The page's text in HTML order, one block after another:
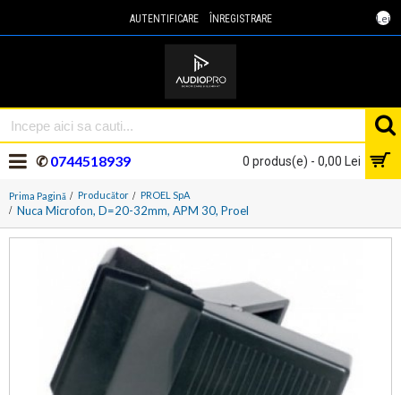
Lei
AUTENTIFICARE ÎNREGISTRARE
0 produs(e) - 0,00 Lei
✆0744518939
Prima Pagină Producător PROEL SpA
Nuca Microfon, D=20-32mm, APM 30, Proel